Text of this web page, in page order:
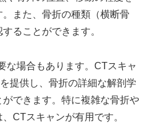
また、骨折の種類（横断骨
ることができます。
な場合もあります。CTスキャ
提供し、骨折の詳細な解剖学
できます。特に複雑な骨折や
CTスキャンが有用です。